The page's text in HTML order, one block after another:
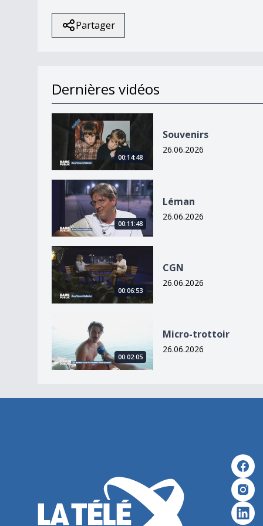
Partager
Dernières vidéos
Souvenirs
00:14:48
Souvenirs
26.06.2026
Léman
00:11:48
Léman
26.06.2026
CGN
00:06:53
CGN
26.06.2026
Micro-trottoir
00:02:05
Micro-trottoir
26.06.2026